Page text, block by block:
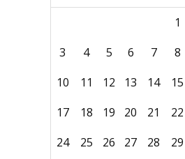
1
3
4 5 6 7 8
10
11 12 13 14 15
17
18 19 20 21 22
24
25 26 27 28 29